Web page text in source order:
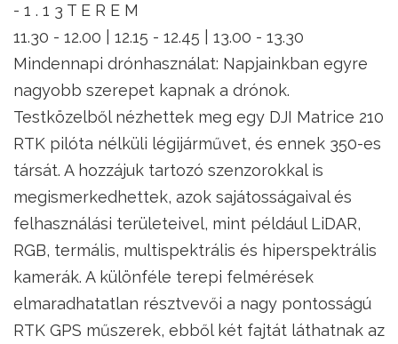
- 1 . 1 3 T E R E M
11.30 - 12.00 | 12.15 - 12.45 | 13.00 - 13.30
Mindennapi drónhasználat: Napjainkban egyre
nagyobb szerepet kapnak a drónok.
Testközelből nézhettek meg egy DJI Matrice 210
RTK pilóta nélküli légijárművet, és ennek 350-es
társát. A hozzájuk tartozó szenzorokkal is
megismerkedhettek, azok sajátosságaival és
felhasználási területeivel, mint például LiDAR,
RGB, termális, multispektrális és hiperspektrális
kamerák. A különféle terepi felmérések
elmaradhatatlan résztvevői a nagy pontosságú
RTK GPS műszerek, ebből két fajtát láthatnak az